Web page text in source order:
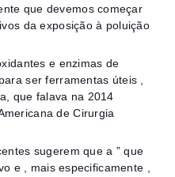
que devemos começar
da exposição à poluição
e enzimas de
ser ferramentas úteis ,
que falava na 2014
de Cirurgia
sugerem que a ” que
e , mais especificamente ,